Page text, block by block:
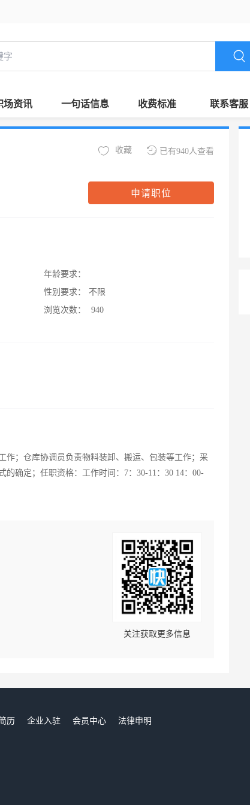
场资讯 一句话信息 收费标准 联系客服
已有940人查看
收藏
申请职位
年龄要求：
性别要求：
不限
浏览次数：
940
作；仓库协调员负责物料装卸、搬运、包装等工作；采
确定；任职资格：工作时间：7：30-11：30 14：00-
关注获取更多信息
历 企业入驻 会员中心
法律申明